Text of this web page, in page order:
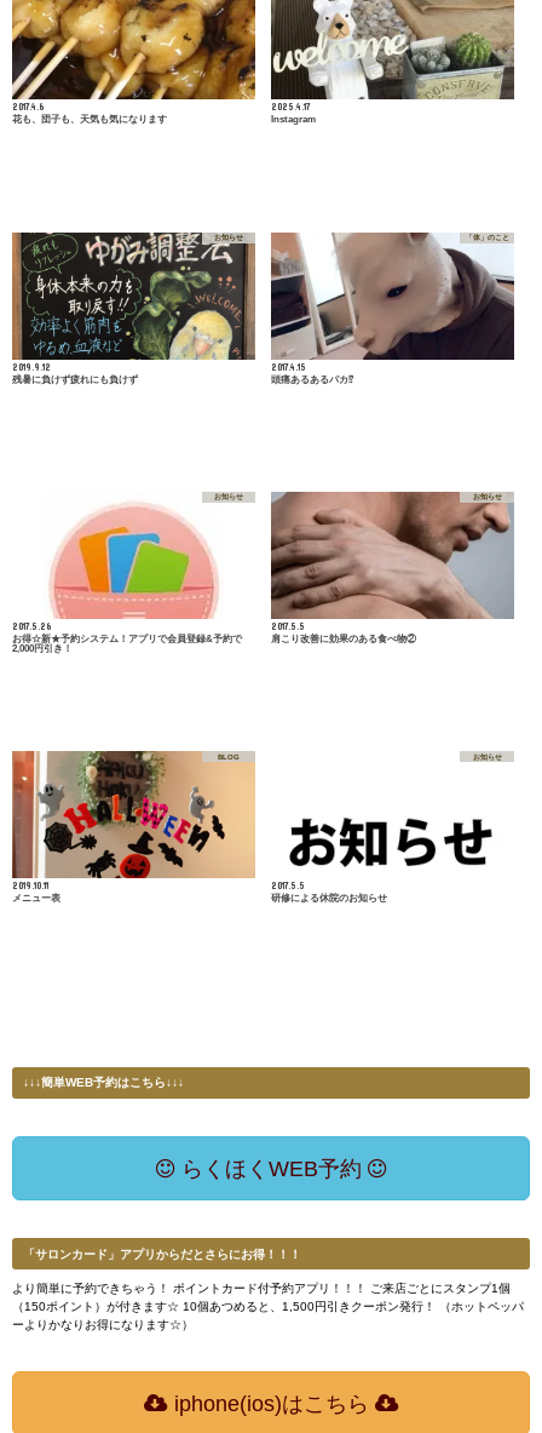
2017.4.6
花も、団子も、天気も気になります
2025.4.17
Instagram
お知らせ
2019.9.12
残暑に負けず疲れにも負けず
「体」のこと
2017.4.15
頭痛あるあるパカ⁉︎
お知らせ
2017.5.26
お得☆新★予約システム！アプリで会員登録&予約で
2,000円引き！
お知らせ
2017.5.5
肩こり改善に効果のある食べ物②
BLOG
2019.10.11
メニュー表
お知らせ
2017.5.5
研修による休院のお知らせ
↓↓↓簡単WEB予約はこちら↓↓↓
らくほくWEB予約
「サロンカード」アプリからだとさらにお得！！！
より簡単に予約できちゃう！ ポイントカード付予約アプリ！！！ ご来店ごとにスタンプ1個
（150ポイント）が付きます☆ 10個あつめると、1,500円引きクーポン発行！ （ホットペッパ
ーよりかなりお得になります☆）
iphone(ios)はこちら